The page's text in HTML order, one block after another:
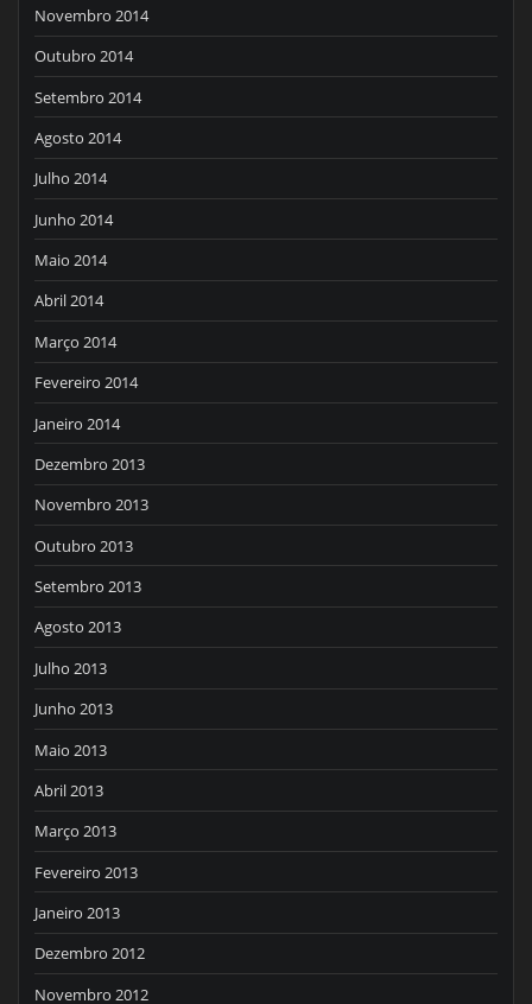
Novembro 2014
Outubro 2014
Setembro 2014
Agosto 2014
Julho 2014
Junho 2014
Maio 2014
Abril 2014
Março 2014
Fevereiro 2014
Janeiro 2014
Dezembro 2013
Novembro 2013
Outubro 2013
Setembro 2013
Agosto 2013
Julho 2013
Junho 2013
Maio 2013
Abril 2013
Março 2013
Fevereiro 2013
Janeiro 2013
Dezembro 2012
Novembro 2012